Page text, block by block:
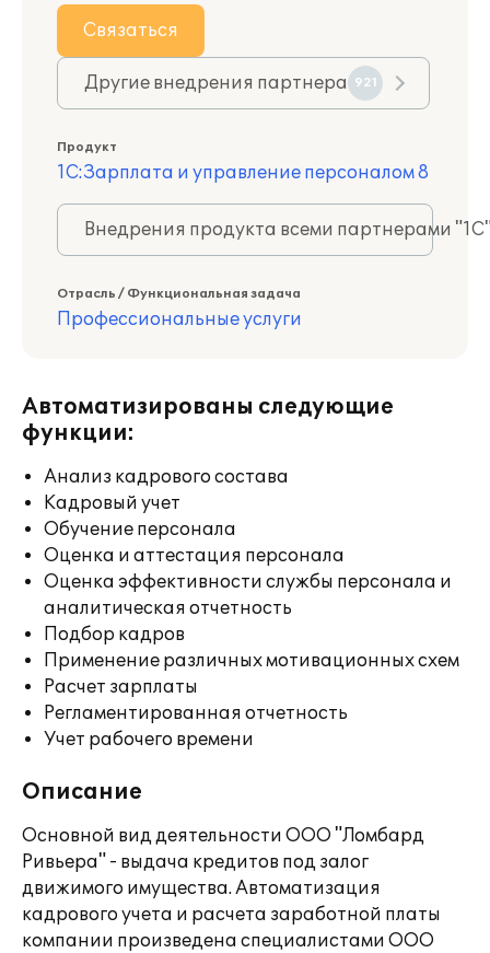
Связаться
Другие внедрения партнера 921
Продукт
1С:Зарплата и управление персоналом 8
Внедрения продукта всеми партнерами
Отрасль / Функциональная задача
Профессиональные услуги
Автоматизированы следующие
функции:
Анализ кадрового состава
Кадровый учет
Обучение персонала
Оценка и аттестация персонала
Оценка эффективности службы персонала и
аналитическая отчетность
Подбор кадров
Применение различных мотивационных схем
Расчет зарплаты
Регламентированная отчетность
Учет рабочего времени
Описание
Основной вид деятельности ООО "Ломбард
Ривьера" - выдача кредитов под залог
движимого имущества. Автоматизация
кадрового учета и расчета заработной платы
компании произведена специалистами ООО